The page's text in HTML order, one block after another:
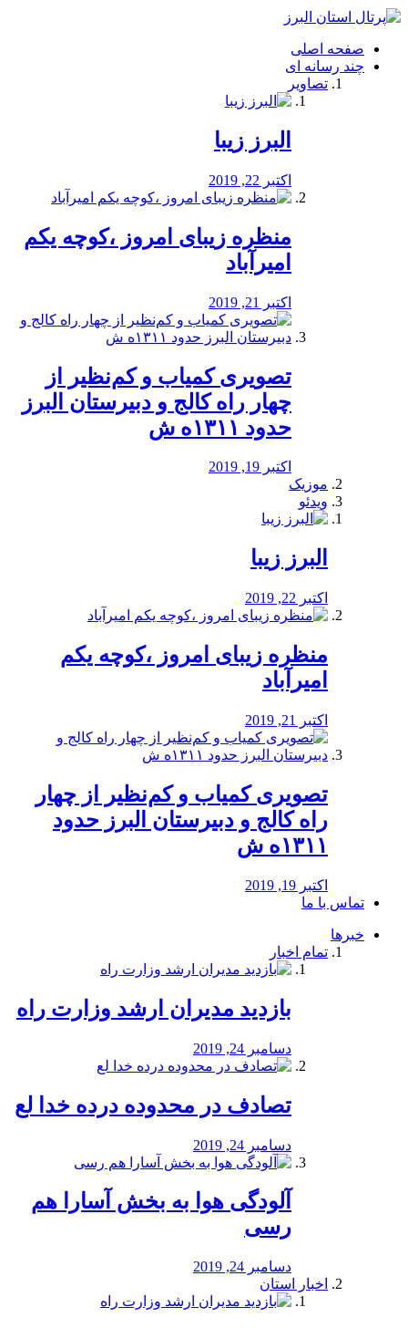
فصد
شرق
تهران
خشکشویی
صفحه اصلی
چند رسانه ای
تصاویر
البرز زیبا
اکتبر 22, 2019
منظره‌‌ زیبای امروز ،کوچه یکم
امیرآباد
اکتبر 21, 2019
️تصویری کمیاب و کم‌نظیر از
چهار راه كالج و دبيرستان البرز
حدود ۱۳۱۱ه ش
اکتبر 19, 2019
موزیک
ویدئو
البرز زیبا
اکتبر 22, 2019
منظره‌‌ زیبای امروز ،کوچه یکم
امیرآباد
اکتبر 21, 2019
️تصویری کمیاب و کم‌نظیر از چهار
راه كالج و دبيرستان البرز حدود
۱۳۱۱ه ش
اکتبر 19, 2019
تماس با ما
خبرها
تمام اخبار
بازدید مدیران ارشد وزارت راه
دسامبر 24, 2019
تصادف در محدوده درده خدا لع
دسامبر 24, 2019
آلودگی هوا به بخش آسارا هم
رسی
دسامبر 24, 2019
اخبار استان